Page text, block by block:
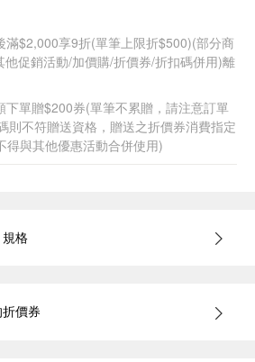
滿$2,000享9折(單筆上限折$500)(部分商
他促銷活動/加價購/折價券/折扣碼併用)離
下單贈$200券(單筆不累贈，請注意訂單
則不符贈送資格，贈送之折價券消費指定
得與其他優惠活動合併使用)
格
價券